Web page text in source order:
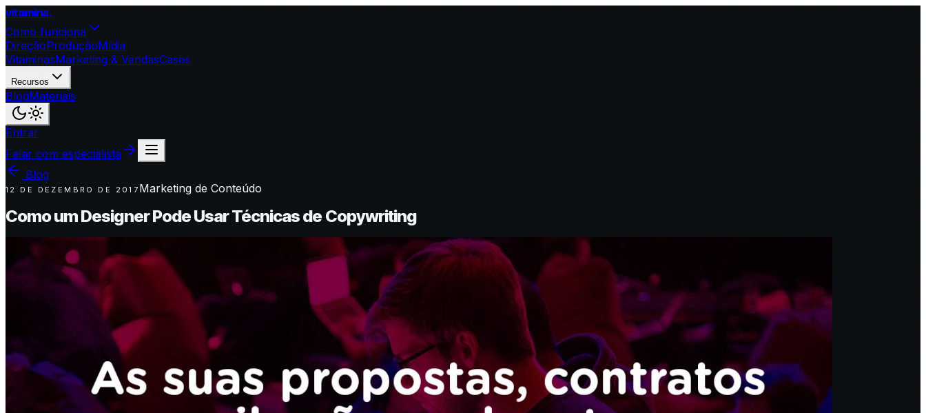
vitamina.
Como funciona
DireçãoProduçãoMídia
VitaminasMarketing & VendasCases
Recursos
BlogMateriais
Entrar
Falar com especialista
Blog
12 DE DEZEMBRO DE 2017 Marketing de Conteúdo
Como um Designer Pode Usar Técnicas de Copywriting